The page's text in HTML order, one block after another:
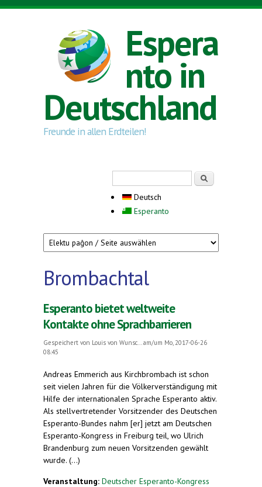
Direkt zum Inhalt
Espera
nto in
Deutschland
Freunde in allen Erdteilen!
Deutsch
Esperanto
Brombachtal
Esperanto bietet weltweite
Kontakte ohne Sprachbarrieren
Gespeichert von Louis von Wunsc...
am/um Mo, 2017-06-26
08:45
Andreas Emmerich aus Kirchbrombach ist schon
seit vielen Jahren für die Völkerverständigung mit
Hilfe der internationalen Sprache Esperanto aktiv.
Als stellvertretender Vorsitzender des Deutschen
Esperanto-Bundes nahm [er] jetzt am Deutschen
Esperanto-Kongress in Freiburg teil, wo Ulrich
Brandenburg zum neuen Vorsitzenden gewählt
wurde. (...)
Veranstaltung: Deutscher Esperanto-Kongress